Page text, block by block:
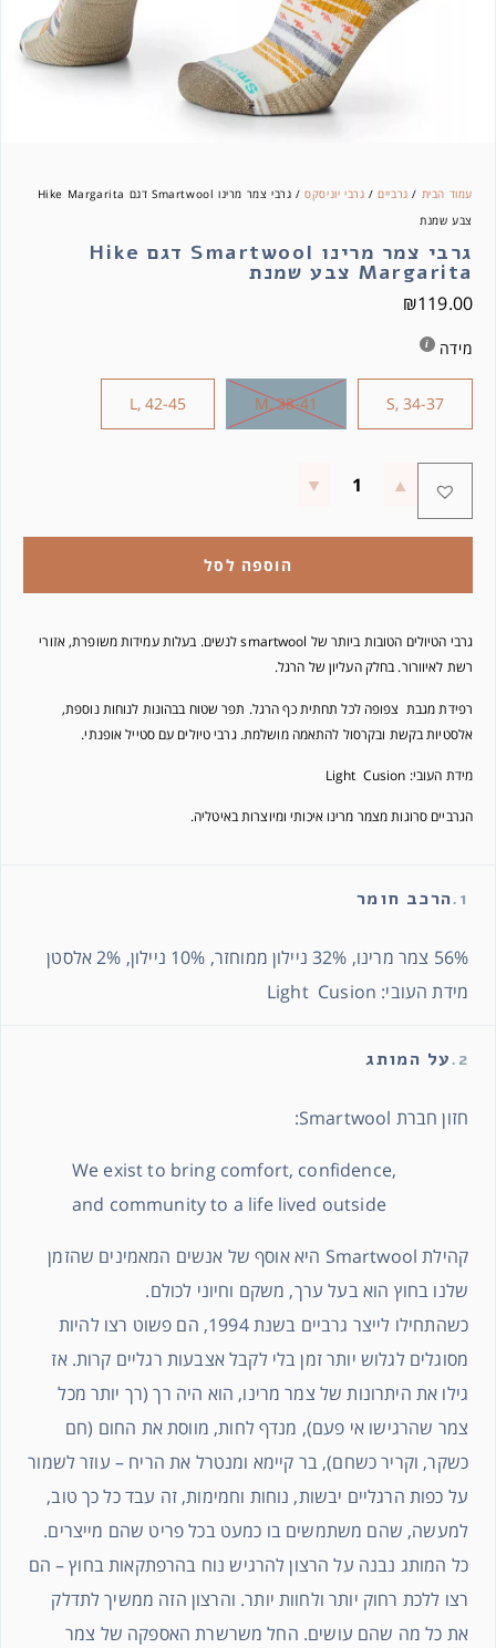
עמוד הבית / גרביים/ גרבי יוניסקס
/ גרבי צמר מרינו Smartwool דגם Hike Margarita
צבע שמנת
גרבי צמר מרינו Smartwool דגם Hike
Margarita צבע שמנת
₪119.00
מידה
S, 34-37
M, 38-41
L, 42-45
הוספה לסל
גרבי הטיולים הטובות ביותר של smartwool לנשים. בעלות עמידות משופרת, אזורי
רשת לאיוורור. בחלק העליון של הרגל.
רפידת מגבת צפופה לכל תחתית כף הרגל. תפר שטוח בבהונות לנוחות נוספת,
אלסטיות בקשת ובקרסול להתאמה מושלמת. גרבי טיולים עם סטייל אופנתי.
מידת העובי: Light Cusion
הגרביים סרוגות מצמר מרינו איכותי ומיוצרות באיטליה.
1. הרכב חומר
56% צמר מרינו, 32% ניילון ממוחזר, 10% ניילון, 2% אלסטן
מידת העובי: Light Cusion
2. על המותג
חזון חברת Smartwool:
We exist to bring comfort, confidence,
and community to a life lived outside
קהילת Smartwool היא אוסף של אנשים המאמינים שהזמן
שלנו בחוץ הוא בעל ערך, משקם וחיוני לכולם.
כשהתחילו לייצר גרביים בשנת 1994, הם פשוט רצו להיות
מסוגלים לגלוש יותר זמן בלי לקבל אצבעות רגליים קרות. אז
גילו את היתרונות של צמר מרינו, הוא היה רך (רך יותר מכל
צמר שהרגישו אי פעם), מנדף לחות, מווסת את החום (חם
כשקר, וקריר כשחם), בר קיימא ומנטרל את הריח – עוזר לשמור
על כפות הרגליים יבשות, נוחות וחמימות, זה עבד כל כך טוב,
למעשה, שהם משתמשים בו כמעט בכל פריט שהם מייצרים.
כל המותג נבנה על הרצון להרגיש נוח בהרפתקאות בחוץ – הם
רצו ללכת רחוק יותר ולחוות יותר. והרצון הזה ממשיך לתדלק
את כל מה שהם עושים. החל משרשרת האספקה ​​של צמר